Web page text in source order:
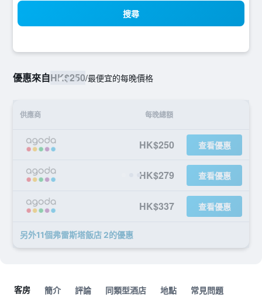
搜尋
優惠來自HK$250/最便宜的每晚價格
供應商 每晚總額
HK$250 查看優惠
HK$279 查看優惠
HK$337 查看優惠
另外11個弗雷斯塔飯店 2​的優惠
客房 簡介 評論 同類型酒店 地點 常見問題